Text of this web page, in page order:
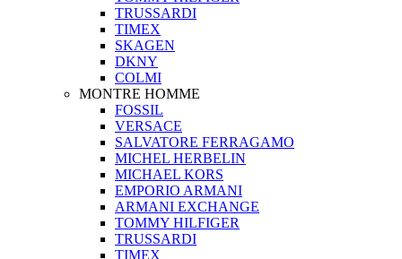
TRUSSARDI
TIMEX
SKAGEN
DKNY
COLMI
MONTRE HOMME
FOSSIL
VERSACE
SALVATORE FERRAGAMO
MICHEL HERBELIN
MICHAEL KORS
EMPORIO ARMANI
ARMANI EXCHANGE
TOMMY HILFIGER
TRUSSARDI
TIMEX